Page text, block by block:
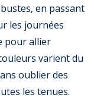
en passant
les journées
pour allier
varient du
oublier des
les tenues.